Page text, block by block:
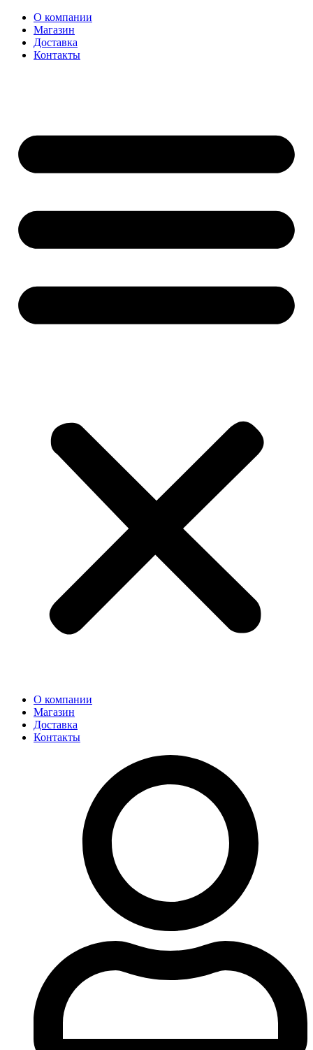
О компании
Магазин
Доставка
Контакты
О компании
Магазин
Доставка
Контакты